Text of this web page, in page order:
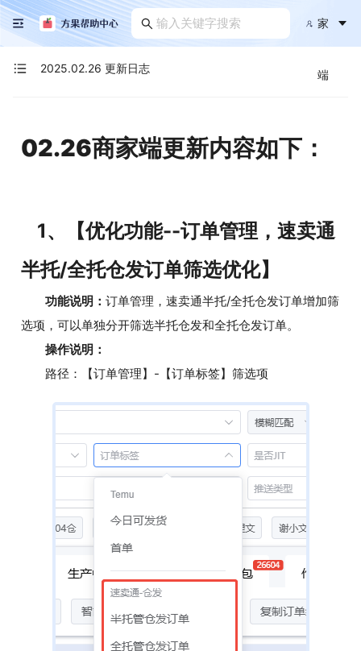
家
端
2025.02.26 更新日志
02.26商家端更新内容如下：
1、【优化功能--订单管理，速卖通
半托/全托仓发订单筛选优化】
功能说明： 订单管理，速卖通半托/全托仓发订单增加筛
选项，可以单独分开筛选半托仓发和全托仓发订单。
操作说明：
路径：【订单管理】-【订单标签】筛选项